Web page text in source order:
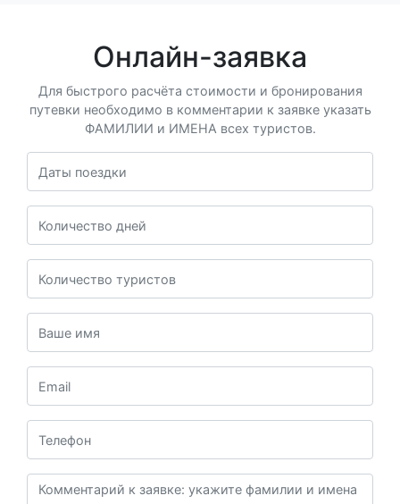
Онлайн-заявка
Для быстрого расчёта стоимости и бронирования
путевки необходимо в комментарии к заявке указать
ФАМИЛИИ и ИМЕНА всех туристов.